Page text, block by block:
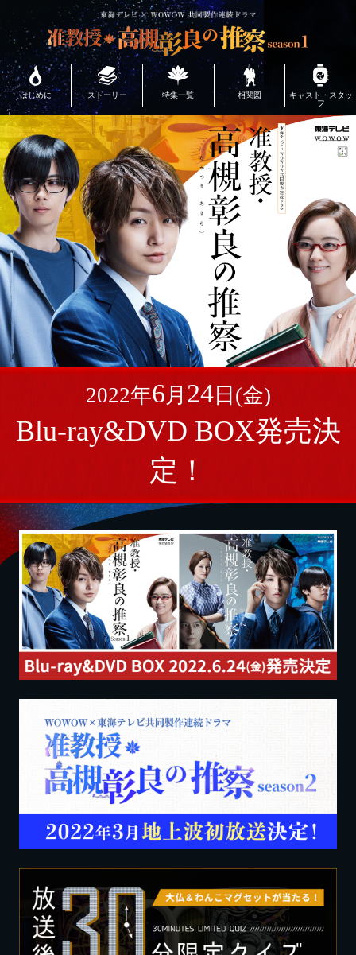
はじめに ストーリー 特集一覧 相関図
キャスト・スタッ
フ
2022年6 月 24日(金)
Blu-ray&DVD BOX発売決
定！